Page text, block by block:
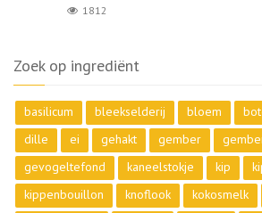
1812
Zoek op ingrediënt
basilicum bleekselderij bloem
dille
ei gehakt gember
gevogeltefond
kaneelstokje kip
kippenbouillon
knoflook kokosmelk